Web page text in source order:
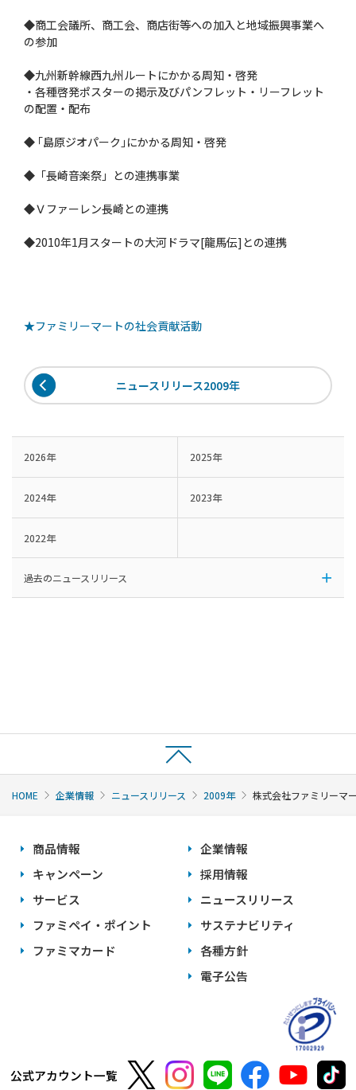
◆商工会議所、商工会、商店街等への加入と地域振興事業へ
の参加
◆九州新幹線西九州ルートにかかる周知・啓発
・各種啓発ポスターの掲示及びパンフレット・リーフレット
の配置・配布
◆ ｢島原ジオパーク｣にかかる周知・啓発
◆「長崎音楽祭」との連携事業
◆Ｖファーレン長崎との連携
◆2010年1月スタートの大河ドラマ[龍馬伝]との連携
★ファミリーマートの社会貢献活動
ニュースリリース2009年
2026年 2025年
2024年 2023年
2022年
過去のニュースリリース
HOME 企業情報 ニュースリリース 2009年 株式会社ファミリーマ
商品情報
キャンペーン
サービス
ファミペイ・ポイント
ファミマカード
企業情報
採用情報
ニュースリリース
サステナビリティ
各種方針
電子公告
公式アカウント一覧